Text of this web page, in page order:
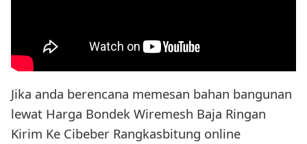
Jika anda berencana memesan bahan bangunan
lewat Harga Bondek Wiremesh Baja Ringan
Kirim Ke Cibeber Rangkasbitung online